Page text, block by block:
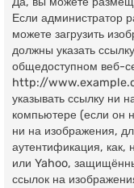
Если администратор
можете загрузить
должны указать
общедоступном веб-
http://
указывать ссылку ни
компьютере (если он
ни на изображения,
аутентификация,
или Yahoo,
ссылок на